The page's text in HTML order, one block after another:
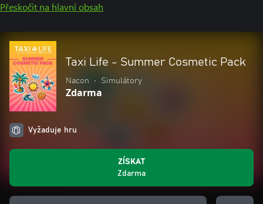
Přeskočit na hlavní obsah
Taxi Life - Summer Cosmetic Pack
Nacon • Simulátory
Zdarma
Vyžaduje hru
ZÍSKAT
Zdarma